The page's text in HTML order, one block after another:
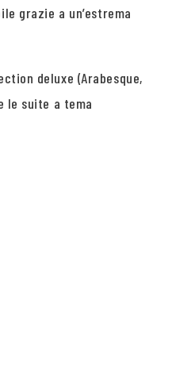
grazie a un’estrema
deluxe (Arabesque,
le suite a tema